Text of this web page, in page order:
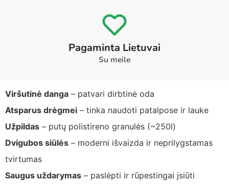
Pagaminta Lietuvai
Su meile
Viršutinė danga – patvari dirbtinė oda
Atsparus drėgmei – tinka naudoti patalpose ir lauke
Užpildas – putų polistireno granulės (~250l)
Dvigubos siūlės – moderni išvaizda ir neprilygstamas
tvirtumas
Saugus uždarymas – paslėpti ir rūpestingai įsiūti